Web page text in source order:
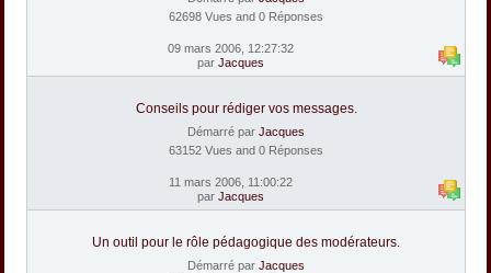
62698 Vues and 0 Réponses
09 mars 2006, 12:27:32
par Jacques
Conseils pour rédiger vos messages.
Démarré par Jacques
63152 Vues and 0 Réponses
11 mars 2006, 11:00:22
par Jacques
Un outil pour le rôle pédagogique des modérateurs.
Démarré par Jacques